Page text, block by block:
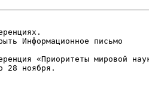
Информационное письмо
«Приоритеты
28 ноября.